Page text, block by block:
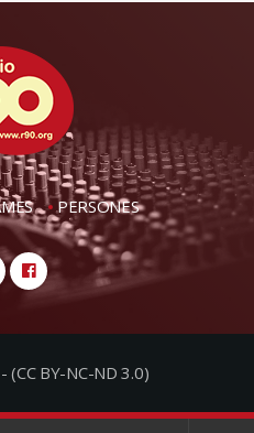
PERSONES
- (CC BY-NC-ND 3.0)